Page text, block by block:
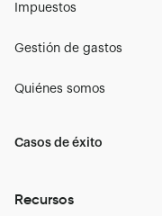
Impuestos
Gestión de gastos
Quiénes somos
Casos de éxito
Recursos